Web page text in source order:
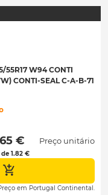
55R17 W94 CONTI
CONTI-SEAL C-A-B-71
€
1.82 €
Preço unitário
em Portugal Continental.